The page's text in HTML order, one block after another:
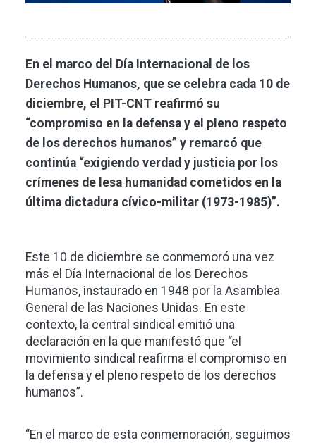
En el marco del Día Internacional de los
Derechos Humanos, que se celebra cada 10 de
diciembre, el PIT-CNT reafirmó su
“compromiso en la defensa y el pleno respeto
de los derechos humanos” y remarcó que
continúa “exigiendo verdad y justicia por los
crímenes de lesa humanidad cometidos en la
última dictadura cívico-militar (1973-1985)”.
Este 10 de diciembre se conmemoró una vez
más el Día Internacional de los Derechos
Humanos, instaurado en 1948 por la Asamblea
General de las Naciones Unidas. En este
contexto, la central sindical emitió una
declaración en la que manifestó que “el
movimiento sindical reafirma el compromiso en
la defensa y el pleno respeto de los derechos
humanos”.
“En el marco de esta conmemoración, seguimos